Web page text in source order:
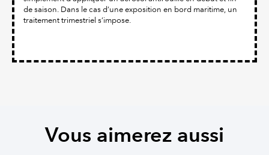
de saison. Dans le cas d’une exposition en bord maritime, un
traitement trimestriel s’impose.
Vous aimerez aussi